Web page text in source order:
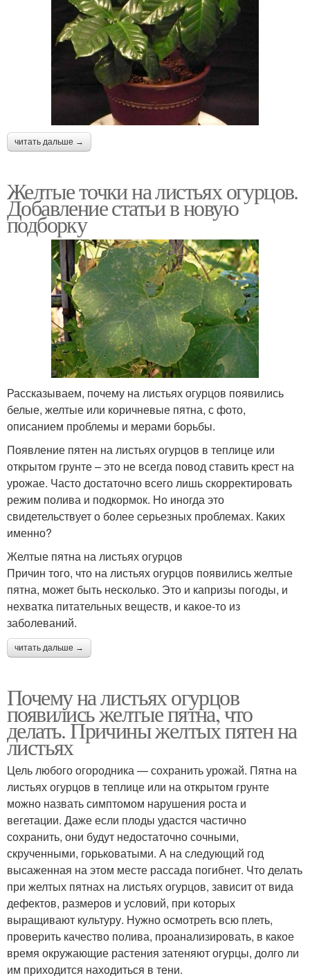
читать дальше →
Желтые точки на листьях огурцов.
Добавление статьи в новую
подборку
Рассказываем, почему на листьях огурцов появились
белые, желтые или коричневые пятна, с фото,
описанием проблемы и мерами борьбы.
Появление пятен на листьях огурцов в теплице или
открытом грунте – это не всегда повод ставить крест на
урожае. Часто достаточно всего лишь скорректировать
режим полива и подкормок. Но иногда это
свидетельствует о более серьезных проблемах. Каких
именно?
Желтые пятна на листьях огурцов
Причин того, что на листьях огурцов появились желтые
пятна, может быть несколько. Это и капризы погоды, и
нехватка питательных веществ, и какое-то из
заболеваний.
читать дальше →
Почему на листьях огурцов
появились желтые пятна, что
делать. Причины желтых пятен на
листьях
Цель любого огородника — сохранить урожай. Пятна на
листьях огурцов в теплице или на открытом грунте
можно назвать симптомом нарушения роста и
вегетации. Даже если плоды удастся частично
сохранить, они будут недостаточно сочными,
скрученными, горьковатыми. А на следующий год
высаженная на этом месте рассада погибнет. Что делать
при желтых пятнах на листьях огурцов, зависит от вида
дефектов, размеров и условий, при которых
выращивают культуру. Нужно осмотреть всю плеть,
проверить качество полива, проанализировать, в какое
время окружающие растения затеняют огурцы, долго ли
им приходится находиться в тени.